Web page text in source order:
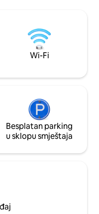
lov
toga.
minuta od
Trasimeno, 5
minuta od Asizija.
Wi-Fi
Besplatan parking
u sklopu smještaja